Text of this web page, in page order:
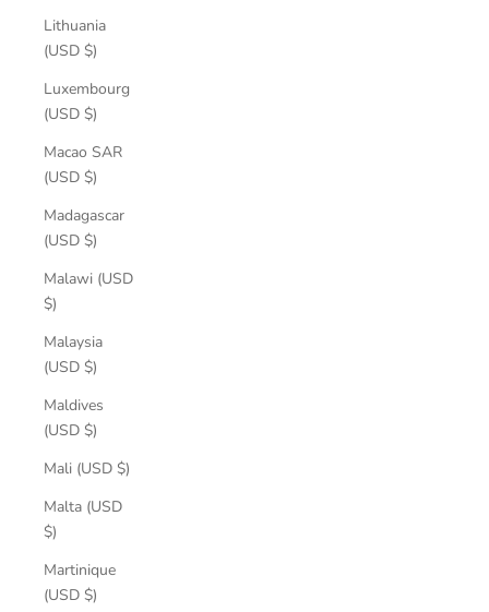
Lithuania
(USD $)
Luxembourg
(USD $)
Macao SAR
(USD $)
Madagascar
(USD $)
Malawi (USD
$)
Malaysia
(USD $)
Maldives
(USD $)
Mali (USD $)
Malta (USD
$)
Martinique
(USD $)